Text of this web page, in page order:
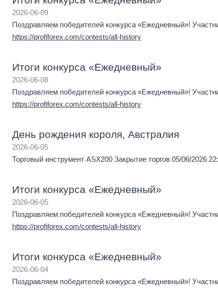
2026-06-09
Поздравляем победителей конкурса «Ежедневный»!
https://profiforex.com/contests/all-history
Итоги конкурса «Ежедневный»
2026-06-08
Поздравляем победителей конкурса «Ежедневный»!
https://profiforex.com/contests/all-history
День рождения короля, Австралия
2026-06-05
Торговый инструмент ASX200 Закрытие торгов 05/06/2026
Итоги конкурса «Ежедневный»
2026-06-05
Поздравляем победителей конкурса «Ежедневный»!
https://profiforex.com/contests/all-history
Итоги конкурса «Ежедневный»
2026-06-04
Поздравляем победителей конкурса «Ежедневный»!